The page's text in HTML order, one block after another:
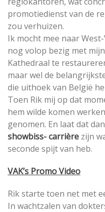
promotiedienst van de
zou verhuizen.
Ik mocht mee naar
nog volop bezig met
Kathedraal te
maar wel de
die uithoek van België
Toen Rik mij op dat
hem wilde komen
genomen. En laat dat
showbiss- carrière zijn
seconde spijt van heb.
VAK’s Promo Video
Rik starte toen net met
In wachtzalen van